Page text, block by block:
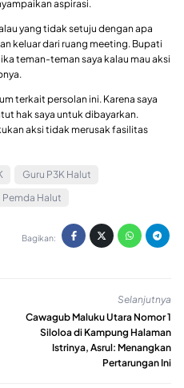
aspirasi.
yang tidak setuju dengan apa
keluar dari ruang meeting. Bupati
teman-teman saya kalau mau aksi
terkait persolan ini. Karena saya
hak saya untuk dibayarkan.
aksi tidak merusak fasilitas
Guru P3K Halut
Pemda Halut
Bagikan:
Selanjutnya
Cawagub Maluku Utara Nomor 1
Siloloa di Kampung Halaman
Istrinya, Asrul: Menangkan
Pertarungan Ini